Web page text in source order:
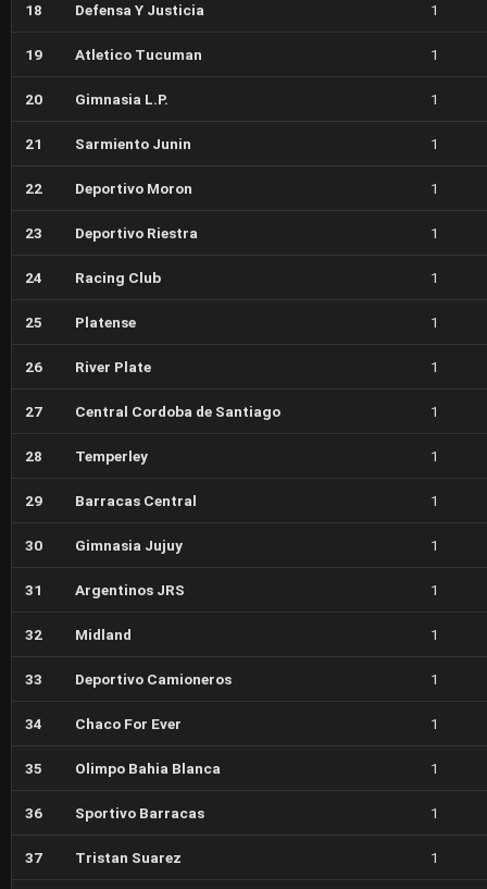
18 Defensa Y Justicia 1
19 Atletico Tucuman 1
20 Gimnasia L.P. 1
21 Sarmiento Junin 1
22 Deportivo Moron 1
23 Deportivo Riestra 1
24 Racing Club 1
25 Platense 1
26 River Plate 1
27 Central Cordoba de Santiago 1
28 Temperley 1
29 Barracas Central 1
30 Gimnasia Jujuy 1
31 Argentinos JRS 1
32 Midland 1
33 Deportivo Camioneros 1
34 Chaco For Ever 1
35 Olimpo Bahia Blanca 1
36 Sportivo Barracas 1
37 Tristan Suarez 1